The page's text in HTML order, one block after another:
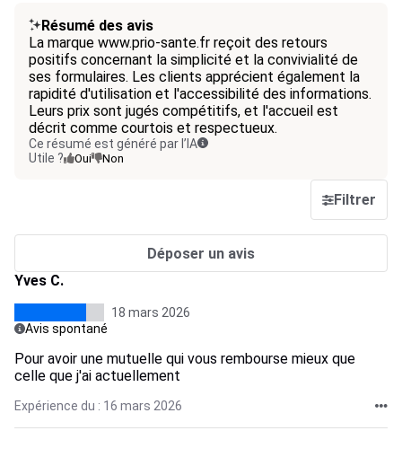
Résumé des avis
La marque www.prio-sante.fr reçoit des retours
positifs concernant la simplicité et la convivialité de
ses formulaires. Les clients apprécient également la
rapidité d'utilisation et l'accessibilité des informations.
Leurs prix sont jugés compétitifs, et l'accueil est
décrit comme courtois et respectueux.
Ce résumé est généré par l’IA
Utile ?
Oui Non
Filtrer
Déposer un avis
Yves C.
18 mars 2026
Avis spontané
Pour avoir une mutuelle qui vous rembourse mieux que
celle que j'ai actuellement
Expérience du : 16 mars 2026